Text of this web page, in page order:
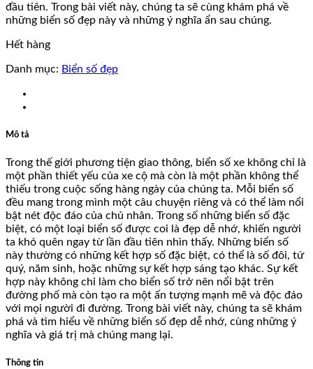
đầu tiên. Trong bài viết này, chúng ta sẽ cùng khám phá về
những biển số đẹp này và những ý nghĩa ẩn sau chúng.
Hết hàng
Danh mục: Biển số đẹp
Mô tả
Trong thế giới phương tiện giao thông, biển số xe không chỉ là
một phần thiết yếu của xe cộ mà còn là một phần không thể
thiếu trong cuộc sống hàng ngày của chúng ta. Mỗi biển số
đều mang trong mình một câu chuyện riêng và có thể làm nổi
bật nét độc đáo của chủ nhân. Trong số những biển số đặc
biệt, có một loại biển số được coi là đẹp dễ nhớ, khiến người
ta khó quên ngay từ lần đầu tiên nhìn thấy. Những biển số
này thường có những kết hợp số đặc biệt, có thể là số đôi, tứ
quý, năm sinh, hoặc những sự kết hợp sáng tạo khác. Sự kết
hợp này không chỉ làm cho biển số trở nên nổi bật trên
đường phố mà còn tạo ra một ấn tượng mạnh mẽ và độc đáo
với mọi người đi đường. Trong bài viết này, chúng ta sẽ khám
phá và tìm hiểu về những biển số đẹp dễ nhớ, cùng những ý
nghĩa và giá trị mà chúng mang lại.
Thông tin